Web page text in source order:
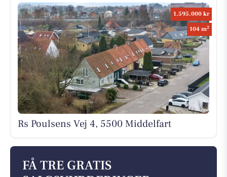
1.595.000 kr
104 m2
Rs Poulsens Vej 4, 5500 Middelfart
FÅ TRE GRATIS